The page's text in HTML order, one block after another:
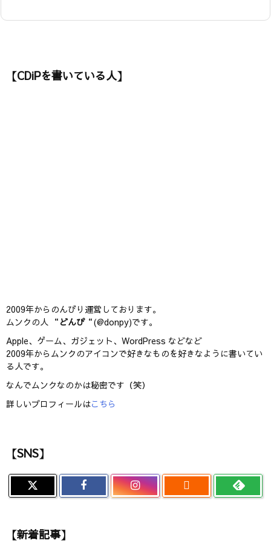
【CDiPを書いている人】
2009年からのんびり運営しております。
ムンクの人 “ どんぴ“(@donpy)です。
Apple、ゲーム、ガジェット、WordPress などなど
2009年からムンクのアイコンで好きなものを好きなように書いてい
る人です。
なんでムンクなのかは秘密です（笑）
詳しいプロフィールはこちら
【SNS】

【新着記事】